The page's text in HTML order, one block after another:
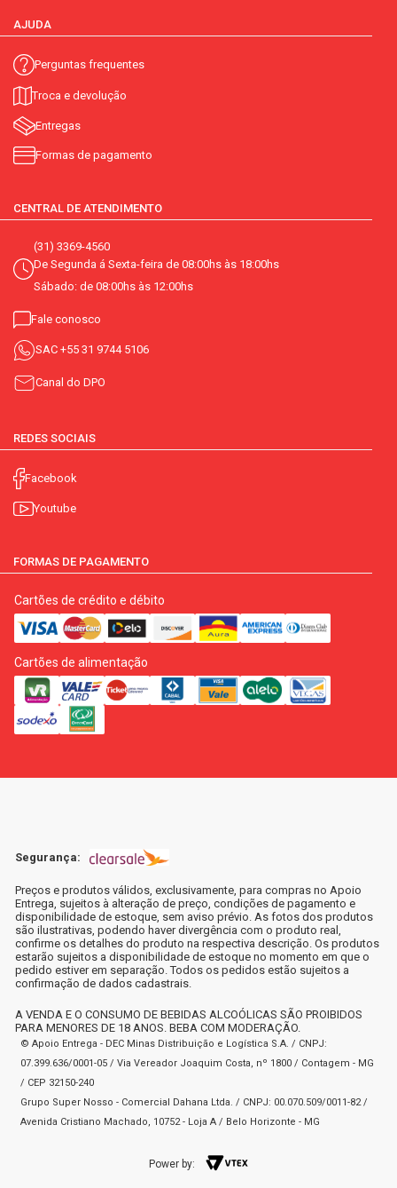
AJUDA
Perguntas frequentes
Troca e devolução
Entregas
Formas de pagamento
CENTRAL DE ATENDIMENTO
(31) 3369-4560
De Segunda á Sexta-feira de 08:00hs às 18:00hs
Sábado: de 08:00hs às 12:00hs
Fale conosco
SAC +55 31 9744 5106
Canal do DPO
REDES SOCIAIS
Facebook
Youtube
FORMAS DE PAGAMENTO
Cartões de crédito e débito
Cartões de alimentação
Segurança:
Preços e produtos válidos, exclusivamente, para compras no Apoio
Entrega, sujeitos à alteração de preço, condições de pagamento e
disponibilidade de estoque, sem aviso prévio. As fotos dos produtos
são ilustrativas, podendo haver divergência com o produto real,
confirme os detalhes do produto na respectiva descrição. Os produtos
estarão sujeitos a disponibilidade de estoque no momento em que o
pedido estiver em separação. Todos os pedidos estão sujeitos a
confirmação de dados cadastrais.
A VENDA E O CONSUMO DE BEBIDAS ALCOÓLICAS SÃO PROIBIDOS
PARA MENORES DE 18 ANOS. BEBA COM MODERAÇÃO.
© Apoio Entrega - DEC Minas Distribuição e Logística S.A. / CNPJ:
07.399.636/0001-05 / Via Vereador Joaquim Costa, nº 1800 / Contagem - MG
/ CEP 32150-240
Grupo Super Nosso - Comercial Dahana Ltda. / CNPJ: 00.070.509/0011-82 /
Avenida Cristiano Machado, 10752 - Loja A / Belo Horizonte - MG
Power by: